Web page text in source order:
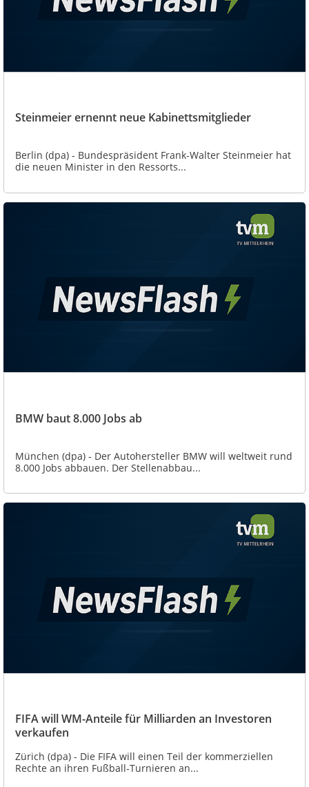
Steinmeier ernennt neue Kabinettsmitglieder
Berlin (dpa) - Bundespräsident Frank-Walter Steinmeier hat
die neuen Minister in den Ressorts...
BMW baut 8.000 Jobs ab
München (dpa) - Der Autohersteller BMW will weltweit rund
8.000 Jobs abbauen. Der Stellenabbau...
FIFA will WM-Anteile für Milliarden an Investoren
verkaufen
Zürich (dpa) - Die FIFA will einen Teil der kommerziellen
Rechte an ihren Fußball-Turnieren an...